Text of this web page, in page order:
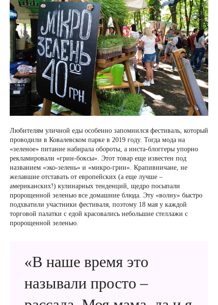
Любителям уличной еды особенно запомнился фестиваль, который
проводили в Ковалевском парке в 2019 году. Тогда мода на
«зеленое» питание набирала обороты, а инста-блоггеры упорно
рекламировали «грин-боксы». Этот товар еще известен под
названием «эко-зелень» и «микро-грин». Крапивничане, не
желавшие отставать от европейских (а еще лучше –
американских!) кулинарных тенденций, щедро посыпали
пророщенной зеленью все домашние блюда. Эту «волну» быстро
подхватили участники фестиваля, поэтому 18 мая у каждой
торговой палатки с едой красовались небольшие стеллажи с
пророщенной зеленью.
«В наше время это
называли просто –